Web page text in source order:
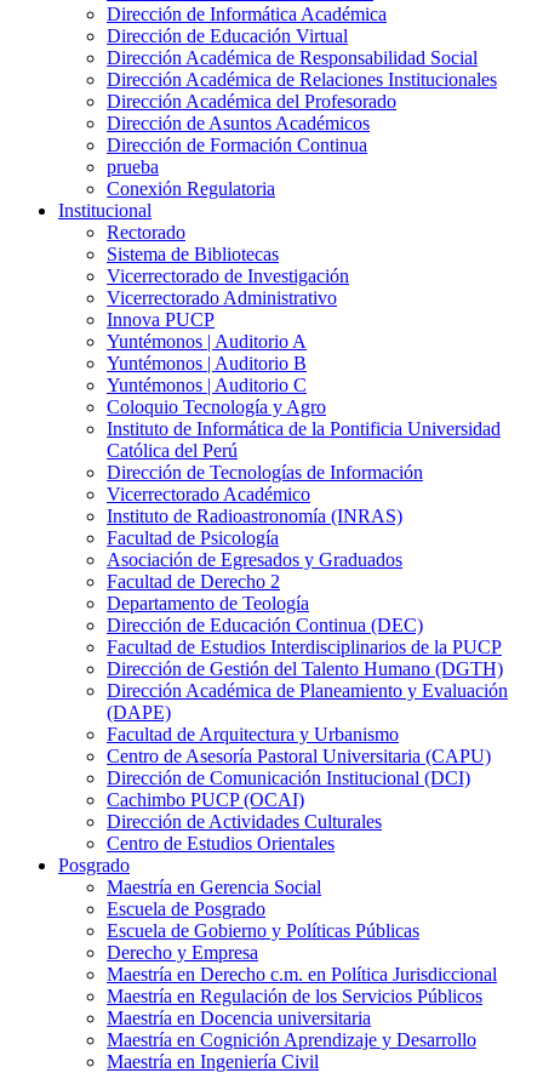
Dirección de Informática Académica
Dirección de Educación Virtual
Dirección Académica de Responsabilidad Social
Dirección Académica de Relaciones Institucionales
Dirección Académica del Profesorado
Dirección de Asuntos Académicos
Dirección de Formación Continua
prueba
Conexión Regulatoria
Institucional
Rectorado
Sistema de Bibliotecas
Vicerrectorado de Investigación
Vicerrectorado Administrativo
Innova PUCP
Yuntémonos | Auditorio A
Yuntémonos | Auditorio B
Yuntémonos | Auditorio C
Coloquio Tecnología y Agro
Instituto de Informática de la Pontificia Universidad
Católica del Perú
Dirección de Tecnologías de Información
Vicerrectorado Académico
Instituto de Radioastronomía (INRAS)
Facultad de Psicología
Asociación de Egresados y Graduados
Facultad de Derecho 2
Departamento de Teología
Dirección de Educación Continua (DEC)
Facultad de Estudios Interdisciplinarios de la PUCP
Dirección de Gestión del Talento Humano (DGTH)
Dirección Académica de Planeamiento y Evaluación
(DAPE)
Facultad de Arquitectura y Urbanismo
Centro de Asesoría Pastoral Universitaria (CAPU)
Dirección de Comunicación Institucional (DCI)
Cachimbo PUCP (OCAI)
Dirección de Actividades Culturales
Centro de Estudios Orientales
Posgrado
Maestría en Gerencia Social
Escuela de Posgrado
Escuela de Gobierno y Políticas Públicas
Derecho y Empresa
Maestría en Derecho c.m. en Política Jurisdiccional
Maestría en Regulación de los Servicios Públicos
Maestría en Docencia universitaria
Maestría en Cognición Aprendizaje y Desarrollo
Maestría en Ingeniería Civil